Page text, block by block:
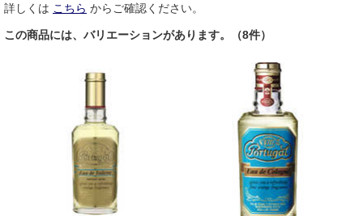
詳しくは こちら からご確認ください。
この商品には、バリエーションがあります。（8件）